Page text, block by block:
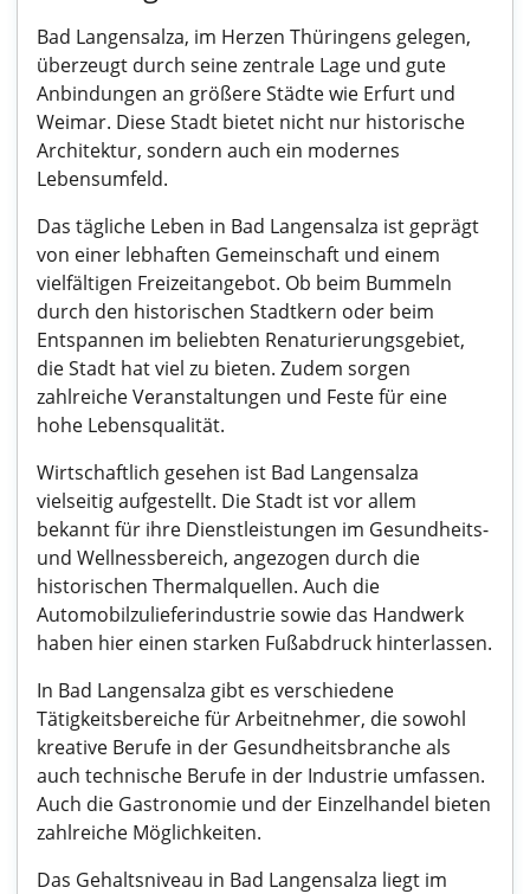
Bad Langensalza, im Herzen Thüringens gelegen,
überzeugt durch seine zentrale Lage und gute
Anbindungen an größere Städte wie Erfurt und
Weimar. Diese Stadt bietet nicht nur historische
Architektur, sondern auch ein modernes
Lebensumfeld.
Das tägliche Leben in Bad Langensalza ist geprägt
von einer lebhaften Gemeinschaft und einem
vielfältigen Freizeitangebot. Ob beim Bummeln
durch den historischen Stadtkern oder beim
Entspannen im beliebten Renaturierungsgebiet,
die Stadt hat viel zu bieten. Zudem sorgen
zahlreiche Veranstaltungen und Feste für eine
hohe Lebensqualität.
Wirtschaftlich gesehen ist Bad Langensalza
vielseitig aufgestellt. Die Stadt ist vor allem
bekannt für ihre Dienstleistungen im Gesundheits-
und Wellnessbereich, angezogen durch die
historischen Thermalquellen. Auch die
Automobilzulieferindustrie sowie das Handwerk
haben hier einen starken Fußabdruck hinterlassen.
In Bad Langensalza gibt es verschiedene
Tätigkeitsbereiche für Arbeitnehmer, die sowohl
kreative Berufe in der Gesundheitsbranche als
auch technische Berufe in der Industrie umfassen.
Auch die Gastronomie und der Einzelhandel bieten
zahlreiche Möglichkeiten.
Das Gehaltsniveau in Bad Langensalza liegt im